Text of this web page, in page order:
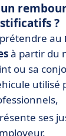
?
au
à partir du
ou sa
utilisé
ses